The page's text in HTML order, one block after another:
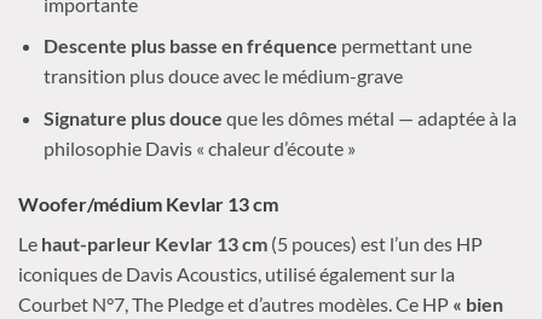
Descente plus basse en fréquence permettant une
transition plus douce avec le médium-grave
Signature plus douce que les dômes métal — adaptée à la
philosophie Davis « chaleur d’écoute »
Woofer/médium Kevlar 13 cm
Le haut-parleur Kevlar 13 cm (5 pouces) est l’un des HP
iconiques de Davis Acoustics, utilisé également sur la
Courbet N°7, The Pledge et d’autres modèles. Ce HP « bien